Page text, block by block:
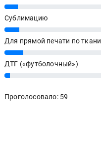
7%
Сублимацию
8%
Для прямой печати по ткани
10%
ДТГ («футболочный»)
3%
Проголосовало: 59